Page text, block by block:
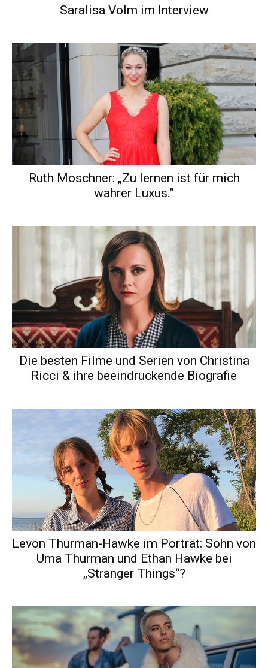
Saralisa Volm im Interview
Ruth Moschner: „Zu lernen ist für mich
wahrer Luxus.”
Die besten Filme und Serien von Christina
Ricci & ihre beeindruckende Biografie
Levon Thurman-Hawke im Porträt: Sohn von
Uma Thurman und Ethan Hawke bei
„Stranger Things“?